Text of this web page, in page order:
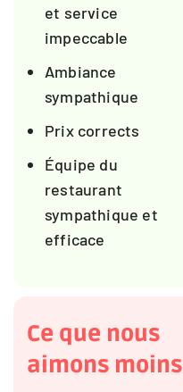
et service
impeccable
Ambiance
sympathique
Prix corrects
Équipe du
restaurant
sympathique et
efficace
Ce que nous
aimons moins